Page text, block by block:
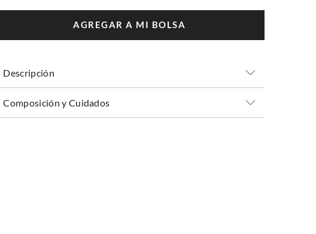
AGREGAR A MI BOLSA
Descripción
Composición y Cuidados